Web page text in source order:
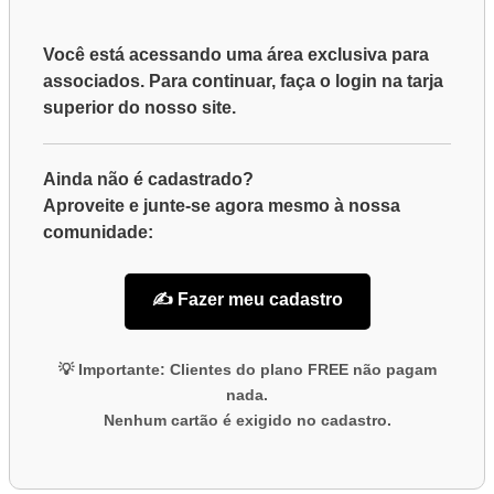
Você está acessando uma área exclusiva para
associados. Para continuar, faça o login na tarja
superior do nosso site.
Ainda não é cadastrado?
Aproveite e junte-se agora mesmo à nossa
comunidade:
✍️ Fazer meu cadastro
💡 Importante: Clientes do plano FREEnão pagam
nada.
Nenhum cartão é exigido no cadastro.